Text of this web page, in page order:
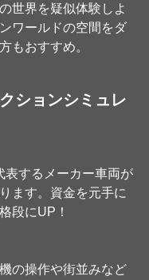
世界を疑似体験しよ
ワールドの空間をダ
もおすすめ。
ションシミュレ
表するメーカー車両が
ます。資金を元手に
段にUP！
の操作や街並みなど